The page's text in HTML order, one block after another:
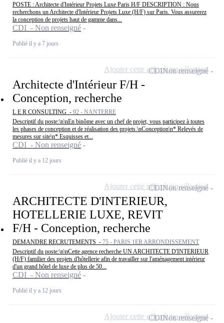
POSTE : Architecte d'Intérieur Projets Luxe Paris H/F DESCRIPTION : Nous
recherchons un Architecte d'Intérieur Projets Luxe (H/F) sur Paris. Vous assurerez
la conception de projets haut de gamme dans...
CDI - Non renseigné
Publié il y a 7 jours
Architecte d'Intérieur F/H -
Conception, recherche
L E R CONSULTING - 92 - NANTERRE
Descriptif du poste:\n\nEn binôme avec un chef de projet, vous participez à toutes
les phases de conception et de réalisation des projets.\nConception\n* Relevés de
mesures sur site\n* Esquisses et...
CDI - Non renseigné
Publié il y a 12 jours
CDINon renseigné
Ajouter cette offre à ma sélection
ARCHITECTE D'INTERIEUR,
HOTELLERIE LUXE, REVIT
F/H - Conception, recherche
DEMANDRE RECRUTEMENTS - 75 - PARIS 1ER ARRONDISSEMENT
Descriptif du poste:\n\nCette agence recherche UN ARCHITECTE D'INTERIEUR
(H/F) familier des projets d'hôtellerie afin de travailler sur l'aménagement intérieur
d'un grand hôtel de luxe de plus de 50...
CDI - Non renseigné
Publié il y a 12 jours
CDINon renseigné
Ajouter cette offre à ma sélection
CDINon renseigné
Ajouter cette offre à ma sélection